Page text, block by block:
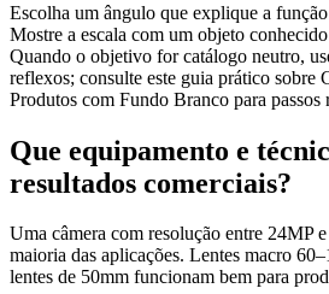
Escolha um ângulo que explique a
Mostre a escala com um objeto
Quando o objetivo for catálogo neutro,
reflexos; consulte este guia prático sobre
Produtos com Fundo Branco para passos
Que equipamento e
resultados comerciais?
Uma câmera com resolução entre 24MP
maioria das aplicações. Lentes macro
lentes de 50mm funcionam bem para